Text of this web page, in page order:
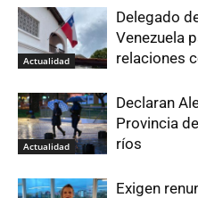
Actualidad
Delegado
Venezuela
relaciones
Actualidad
Declaran
Provincia
ríos
Exigen